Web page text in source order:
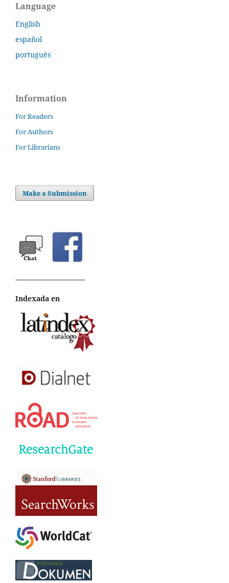
Language
English
español
português
Information
For Readers
For Authors
For Librarians
Make a Submission
----------------------------------
Indexada en